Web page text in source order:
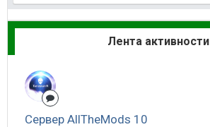
Лента активности
Сервер AllTheMods 10